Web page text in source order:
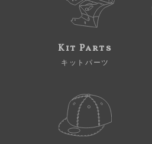
Kit Parts
キットパーツ